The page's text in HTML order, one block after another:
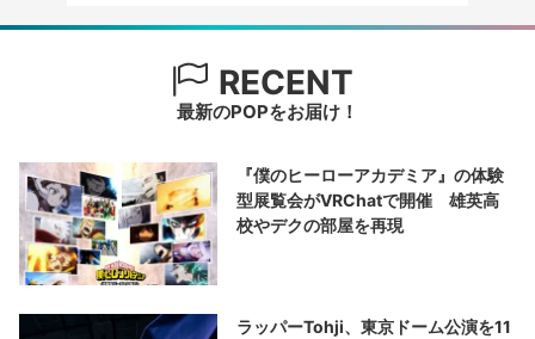
RECENT
最新のPOPをお届け！
『僕のヒーローアカデミア』の体験
型展覧会がVRChatで開催 雄英高
校やデクの部屋を再現
ラッパーTohji、東京ドーム公演を11